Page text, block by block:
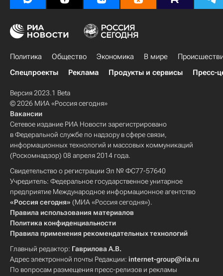
Политика Общество Экономика В мире
Спецпроекты
Реклама Продукты и сервисы Пресс-
Версия 2023.1 Beta
© 2026 МИА «Россия сегодня»
Вакансии
Сетевое издание РИА Новости зарегистрировано
в Федеральной службе по надзору в сфере связи,
информационных технологий и массовых коммуникаций
(Роскомнадзор) 08 апреля 2014 года.
Свидетельство о регистрации Эл № ФС77-57640
Учредитель: Федеральное государственное унитарное
предприятие Международное информационное агентство
«Россия сегодня» (МИА «Россия сегодня»).
Правила использования материалов
Политика конфиденциальности
Правила применения рекомендательных технологий
Главный редактор: Гаврилова А.В.
Адрес электронной почты Редакции: internet-group@ria.ru
По вопросам размещения пресс-релизов и рекламы